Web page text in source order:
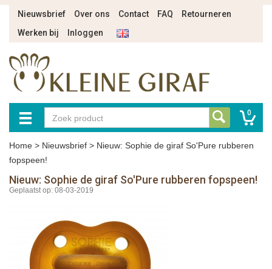
Nieuwsbrief Over ons Contact FAQ
Retourneren
Werken bij
Inloggen
0
Home > Nieuwsbrief > Nieuw: Sophie de giraf So'Pure rubberen
fopspeen!
Nieuw: Sophie de giraf So'Pure rubberen fopspeen!
Geplaatst op: 08-03-2019